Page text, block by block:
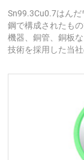
Sn99.3Cu0.7はん
鋼で構成されたも
機器、銅管、銅板
技術を採用した当